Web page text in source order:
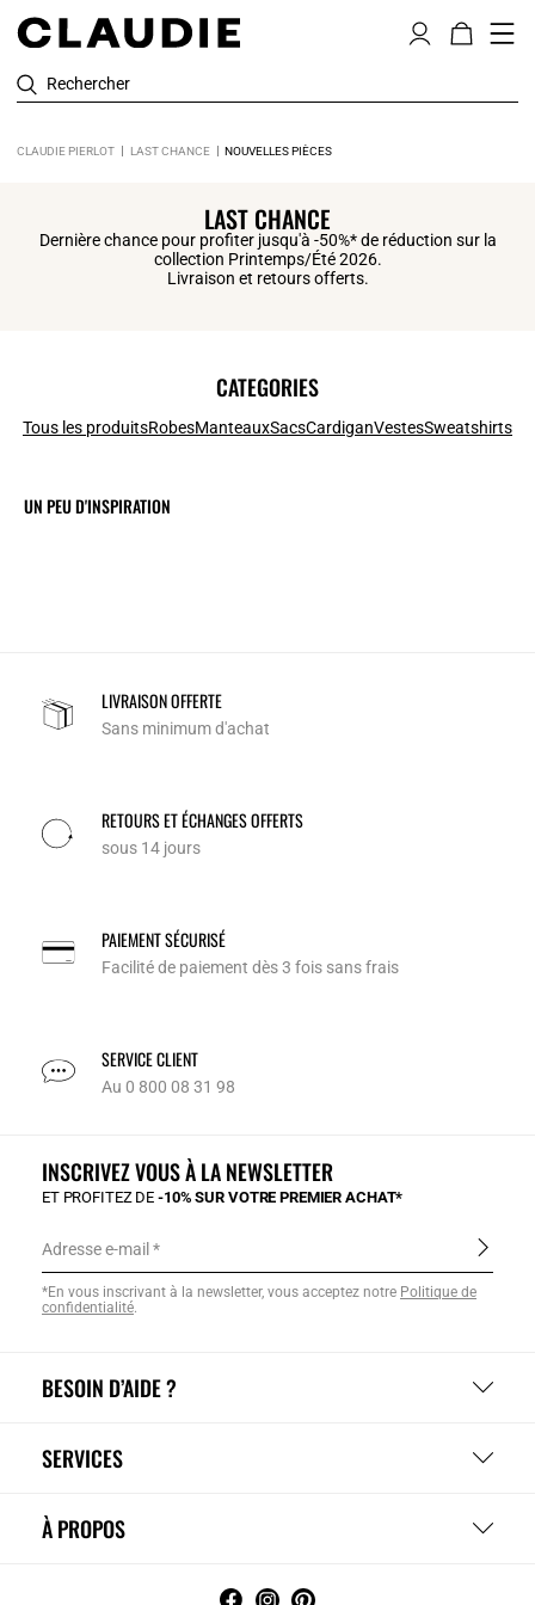
Rechercher
CLAUDIE PIERLOT LAST CHANCE NOUVELLES PIÈCES
LAST CHANCE
Dernière chance pour profiter jusqu'à -50%* de réduction sur la
collection Printemps/Été 2026.
Livraison et retours offerts.
CATEGORIES
Tous les produitsRobesManteauxSacsCardiganVestesSweatshirts
UN PEU D'INSPIRATION
LIVRAISON OFFERTE
Sans minimum d'achat
RETOURS ET ÉCHANGES OFFERTS
sous 14 jours
PAIEMENT SÉCURISÉ
Facilité de paiement dès 3 fois sans frais
SERVICE CLIENT
Au 0 800 08 31 98
BESOIN D’AIDE ?
SERVICES
À PROPOS
INSCRIVEZ VOUS À LA NEWSLETTER
ET PROFITEZ DE-10% SUR VOTRE PREMIER ACHAT*
Adresse e-mail
*En vous inscrivant à la newsletter, vous acceptez notre Politique de
confidentialité.